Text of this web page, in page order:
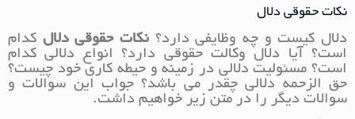
نکات حقوقی دلال
دلال کیست و چه وظایفی دارد؟ نکات حقوقی دلال کدام
است؟ آیا دلال وکالت حقوقی دارد؟ انواع دلالی کدام
است؟ مسئولیت دلالی در زمینه و حیطه کاری خود چیست؟
حق الزحمه دلالی چقدر می باشد؟ جواب این سوالات و
سوالات دیگر را در متن زیر خواهیم داشت.